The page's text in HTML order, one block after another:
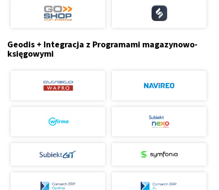
Geodis + Integracja z Programami magazynowo-
księgowymi